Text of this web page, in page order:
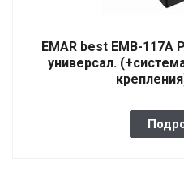
EMAR best EMB-117A
универсал.